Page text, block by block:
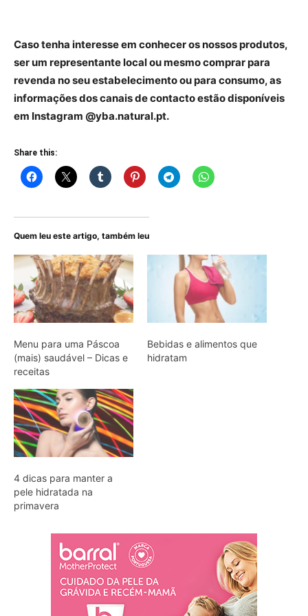
Caso tenha interesse em conhecer os nossos produtos,
ser um representante local ou mesmo comprar para
revenda no seu estabelecimento ou para consumo, as
informações dos canais de contacto estão disponíveis
em Instagram @yba.natural.pt.
Share this:
Quem leu este artigo, também leu
Menu para uma Páscoa
(mais) saudável – Dicas e
receitas
Bebidas e alimentos que
hidratam
4 dicas para manter a
pele hidratada na
primavera